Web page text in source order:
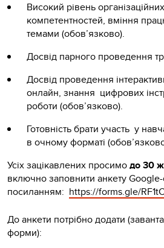
Високий рівень
компетентностей, вміння
темами (обов’язково).
Досвід парного проведення
Досвід проведення
онлайн, знання цифрових
роботи (обов’язково).
Готовність брати участь у
в очному форматі
Усіх зацікавлених просимодо 30
включно заповнити анкету
посиланням: https://forms.gle/
До анкети потрібно додати
форми):